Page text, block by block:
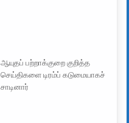
ஆயுதப் பற்றாக்குறை குறித்த
செய்திகளை டிரம்ப் கடுமையாகச்
சாடினார்